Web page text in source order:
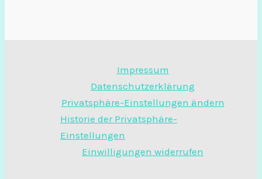
Impressum
Datenschutzerklärung
Privatsphäre-Einstellungen ändern
Historie der Privatsphäre-
Einstellungen
Einwilligungen widerrufen